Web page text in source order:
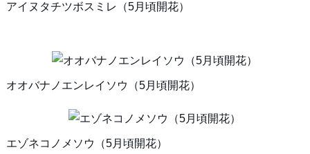
アイヌタチツボスミレ（5月頃開花）
オオバナノエンレイソウ（5月頃開花）
エゾネコノメソウ（5月頃開花）